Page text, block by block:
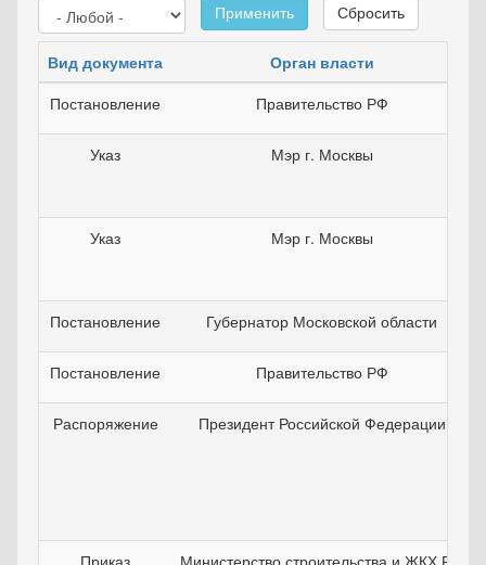
Применить
Сбросить
Вид документа Орган власти
Постановление
Правительство РФ
Указ Мэр г. Москвы
Указ Мэр г. Москвы
Постановление Губернатор Московской области
Постановление Правительство РФ
Распоряжение Президент Российской Федерации
Приказ Министерство строительства и ЖКХ РФ